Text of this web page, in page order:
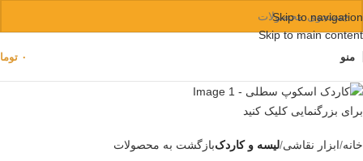
Skip to navigation
Skip to main content
منو ۰
برای بزرگنمایی کلیک کنید
خانه ابزار نقاشی لیسه و کاردکبازگشت به محصولات